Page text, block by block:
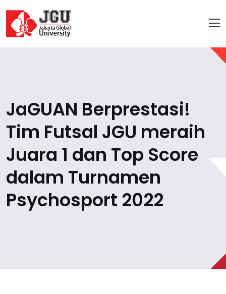
JaGUAN Berprestasi!
Tim Futsal JGU meraih
Juara 1 dan Top Score
dalam Turnamen
Psychosport 2022